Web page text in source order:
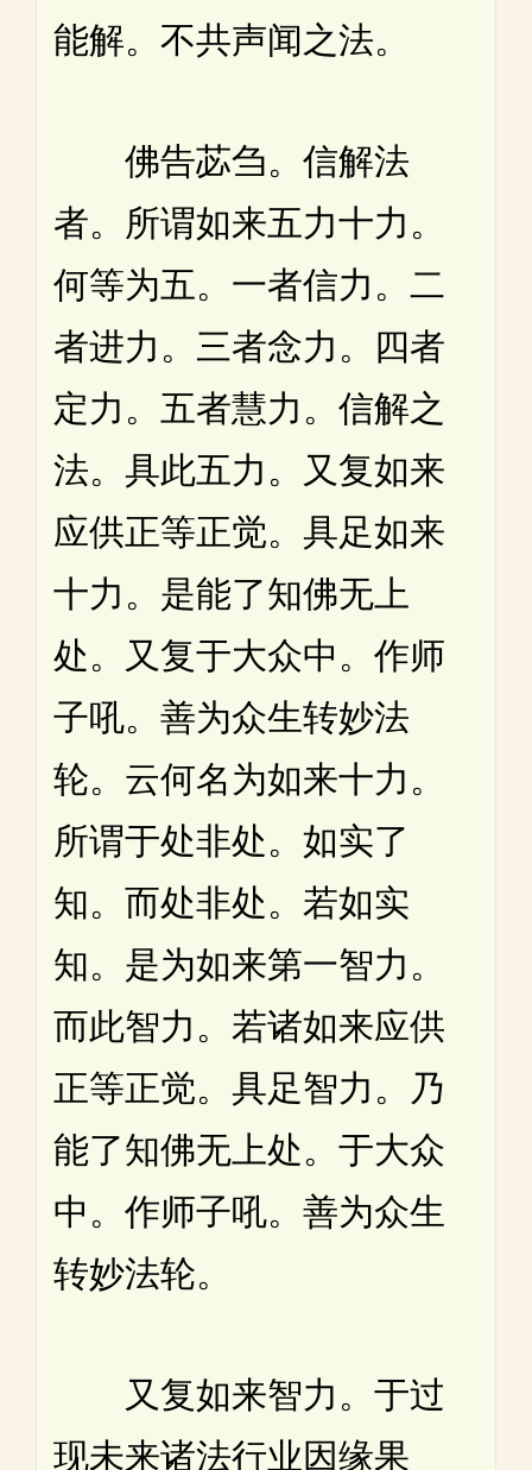
能解。不共声闻之法。
佛告苾刍。信解法
者。所谓如来五力十力。
何等为五。一者信力。二
者进力。三者念力。四者
定力。五者慧力。信解之
法。具此五力。又复如来
应供正等正觉。具足如来
十力。是能了知佛无上
处。又复于大众中。作师
子吼。善为众生转妙法
轮。云何名为如来十力。
所谓于处非处。如实了
知。而处非处。若如实
知。是为如来第一智力。
而此智力。若诸如来应供
正等正觉。具足智力。乃
能了知佛无上处。于大众
中。作师子吼。善为众生
转妙法轮。
又复如来智力。于过
现未来诸法行业因缘果